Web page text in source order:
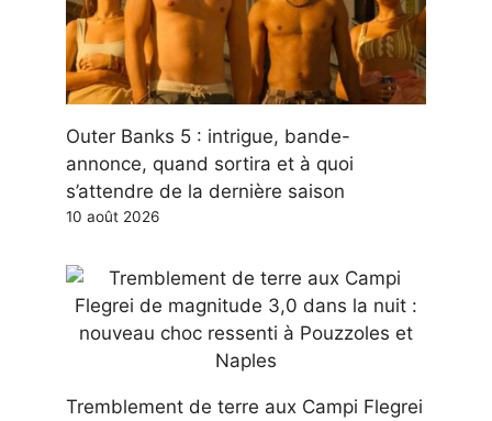
Outer Banks 5 : intrigue, bande-
annonce, quand sortira et à quoi
s’attendre de la dernière saison
10 août 2026
Tremblement de terre aux Campi Flegrei